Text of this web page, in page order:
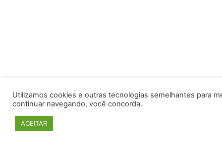
Utilizamos cookies e outras tecnologias semelhantes para
continuar navegando, você concorda.
ACEITAR